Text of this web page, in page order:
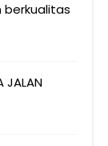
berkualitas
JALAN